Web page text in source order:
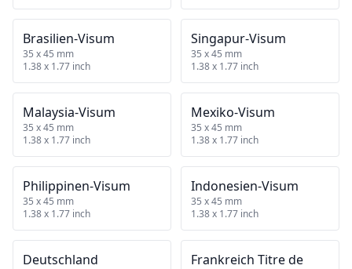
Brasilien‑Visum
35 x 45 mm
1.38 x 1.77 inch
Singapur‑Visum
35 x 45 mm
1.38 x 1.77 inch
Malaysia‑Visum
35 x 45 mm
1.38 x 1.77 inch
Mexiko‑Visum
35 x 45 mm
1.38 x 1.77 inch
Philippinen‑Visum
35 x 45 mm
1.38 x 1.77 inch
Indonesien‑Visum
35 x 45 mm
1.38 x 1.77 inch
Deutschland
Frankreich Titre de